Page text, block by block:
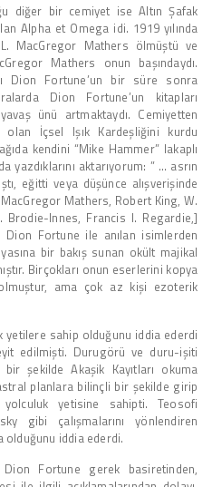
diğer bir cemiyet ise Altın Şafak
Alpha et Omega idi. 1919 yılında
MacGregor Mathers ölmüştü ve
Mathers onun başındaydı.
Dion Fortune’un bir süre sonra
Dion Fortune’un kitapları
ünü artmaktaydı. Cemiyetten
olan İçsel Işık Kardeşliğini kurdu
kendini “Mike Hammer” lakaplı
yazdıklarını aktarıyorum: ” … asrın
eğitti veya düşünce alışverişinde
Mathers, Robert King, W.
Innes, Francis I. Regardie,]
Fortune ile anılan isimlerden
bir bakış sunan okült majikal
Birçokları onun eserlerini kopya
ama çok az kişi ezoterik
sahip olduğunu iddia ederdi
edilmişti. Durugörü ve duru-işiti
şekilde Akaşik Kayıtları okuma
planlara bilinçli bir şekilde girip
yolculuk yetisine sahipti. Teosofi
gibi çalışmalarını yönlendiren
olduğunu iddia ederdi.
Fortune gerek basiretinden,